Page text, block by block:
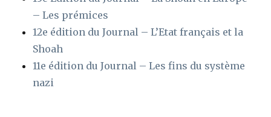
– Les prémices
12e édition du Journal – L’Etat français et la
Shoah
11e édition du Journal – Les fins du système
nazi